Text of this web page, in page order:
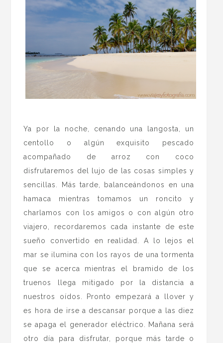
Ya por la noche, cenando una langosta, un
centollo o algún exquisito pescado
acompañado de arroz con coco
disfrutaremos del lujo de las cosas simples y
sencillas. Más tarde, balanceándonos en una
hamaca mientras tomamos un roncito y
charlamos con los amigos o con algún otro
viajero, recordaremos cada instante de este
sueño convertido en realidad. A lo lejos el
mar se ilumina con los rayos de una tormenta
que se acerca mientras el bramido de los
truenos llega mitigado por la distancia a
nuestros oídos. Pronto empezará a llover y
es hora de irse a descansar porque a las diez
se apaga el generador eléctrico. Mañana será
otro día para disfrutar, porque más tarde o